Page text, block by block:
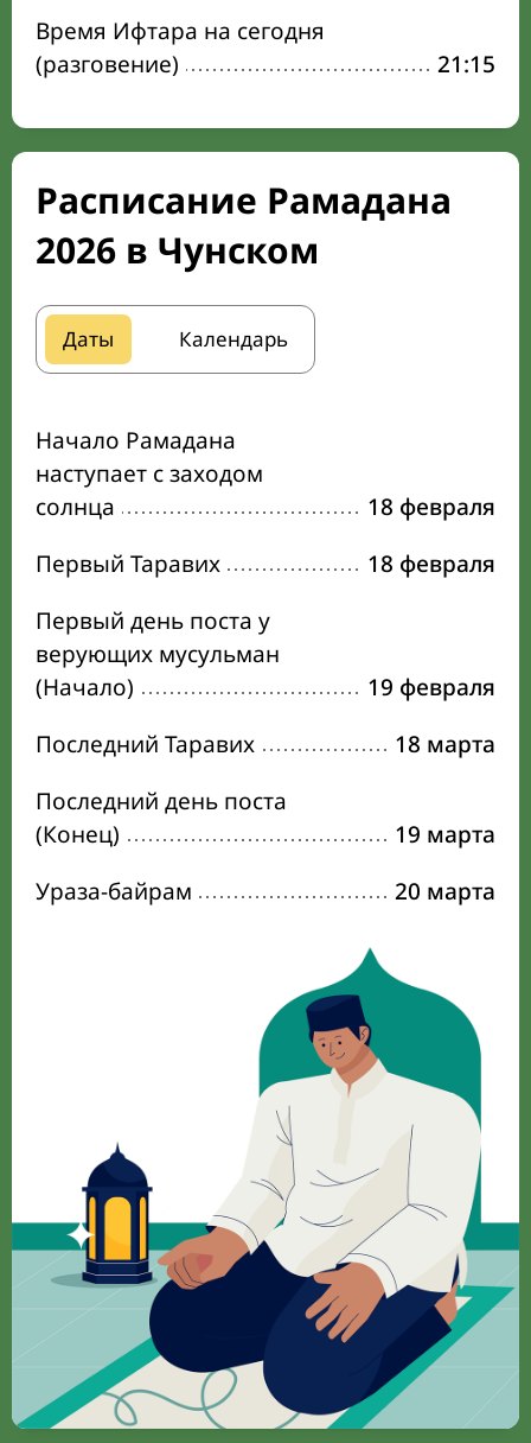
Время Ифтара на сегодня
(разговение)
21:15
Расписание Рамадана
2026 в Чунском
Даты Календарь
Начало Рамадана
наступает с заходом
солнца
18 февраля
Первый Таравих
18 февраля
Первый день поста у
верующих мусульман
(Начало)
19 февраля
Последний Таравих
18 марта
Последний день поста
(Конец)
19 марта
Ураза-байрам
20 марта